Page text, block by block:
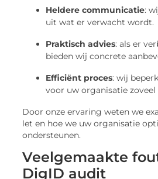
Heldere communicatie:
uit wat er verwacht wordt.
Praktisch advies: als er
bieden wij concrete
Efficiënt proces: wij
voor uw organisatie
Door onze ervaring weten we
let en hoe we uw organisatie
ondersteunen.
Veelgemaakte
DigID audit